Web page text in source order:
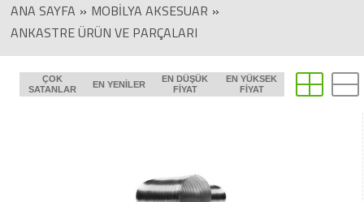
ANA SAYFA » MOBILYA AKSESUAR »
ANKASTRE ÜRÜN VE PARÇALARI
ÇOK
SATANLAR
EN YENILER
EN DÜŞÜK
FIYAT
EN YÜKSEK
FIYAT